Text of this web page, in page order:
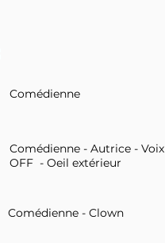
Comédienne
Comédienne - Autrice - Voix
OFF - Oeil extérieur
Comédienne - Clown